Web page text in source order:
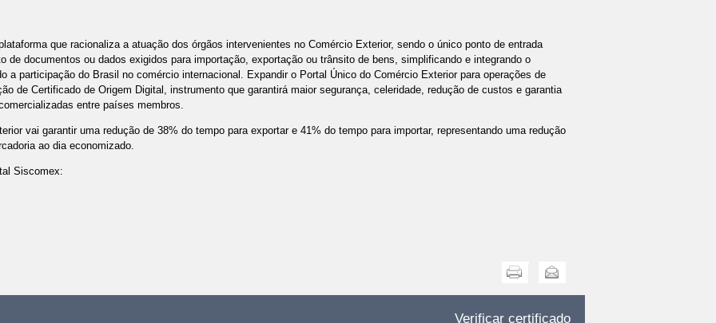
que racionaliza a atuação dos órgãos intervenientes no Comércio Exterior, sendo o único ponto de entrada
de documentos ou dados exigidos para importação, exportação ou trânsito de bens, simplificando e integrando o
a participação do Brasil no comércio internacional. Expandir o Portal Único do Comércio Exterior para operações de
de Certificado de Origem Digital, instrumento que garantirá maior segurança, celeridade, redução de custos e garantia
entre países membros.
vai garantir uma redução de 38% do tempo para exportar e 41% do tempo para importar, representando uma redução
ao dia economizado.
Siscomex:
Enviar
Verificar certificado